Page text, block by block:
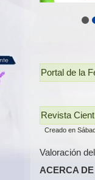
Portal de la
Revista
Creado en
Valoración
ACERCA